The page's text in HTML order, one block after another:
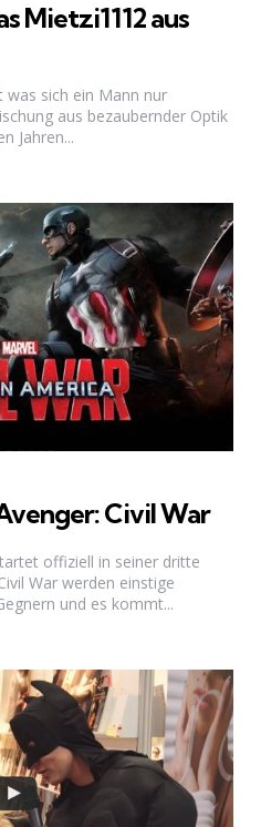
Mietzi1112 aus
was sich ein Mann nur
aus bezaubernder Optik
Jahren...
Civil War
offiziell in seiner dritte
War werden einstige
und es kommt...